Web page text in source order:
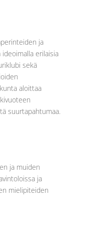
ja
erilaisia
sekä
aloittaa
suurtapahtumaa.
ja muiden
ja
mielipiteiden